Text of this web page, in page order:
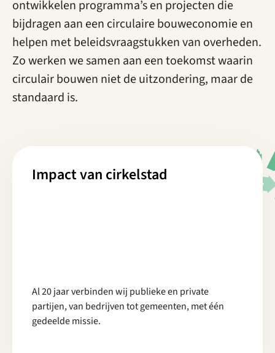
ontwikkelen programma’s en projecten die
bijdragen aan een circulaire bouweconomie en
helpen met beleidsvraagstukken van overheden.
Zo werken we samen aan een toekomst waarin
circulair bouwen niet de uitzondering, maar de
standaard is.
Impact van cirkelstad
Al 20 jaar verbinden wij publieke en private
partijen, van bedrijven tot gemeenten, met één
gedeelde missie.